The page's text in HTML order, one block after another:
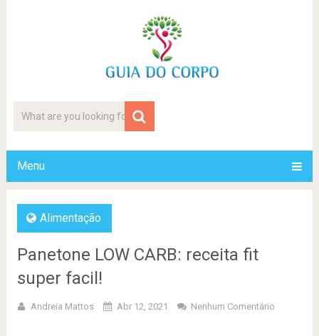
Menu
Alimentação
Panetone LOW CARB: receita fit
super facil!
Andreia Mattos Abr 12, 2021 Nenhum Comentário